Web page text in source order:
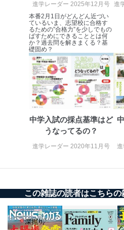
当社は、内部監査及びマネジメ
じて、個人情報保護マネジメン
善し、常に最良の状態を維持し
苦情及び相談受付け窓口
貴殿の個人情報及び当社の個
ステムに関するご相談及び苦
絡ください。
適切、かつ迅速に対応させて
株式会社富士山マガジンサー
係
TEL：0570-200-223
FAX：03-5459-7073
改訂：2025年2月20日
株式会社富士山マガジンサー
代表取締役会長 西野 伸一郎
個人情報の取扱いについて
進学レーダー 2025年12月号
本番2月1日がどんどん近づい
ているいま、志望校に合格す
るための”合格力”を少しでもの
ばすためにできることとは何
か？過去問を解きまくる？基
礎固め？
進
中学入試の採点基準はど
うなってるの？
進学レーダー 2020年11月号
この雑誌の読者はこちらの